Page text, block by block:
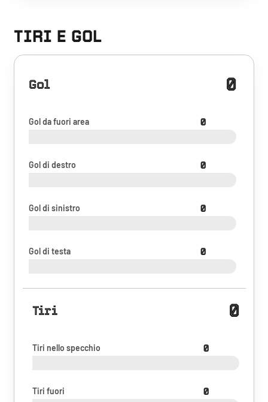
TIRI E GOL
Gol 0
Gol da fuori area 0
Gol di destro 0
Gol di sinistro 0
Gol di testa 0
Tiri 0
Tiri nello specchio 0
Tiri fuori 0